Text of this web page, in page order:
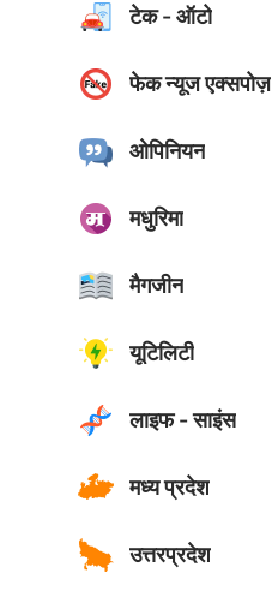
टेक - ऑटो
फेक न्यूज एक्सपोज़
ओपिनियन
मधुरिमा
मैगजीन
यूटिलिटी
लाइफ - साइंस
मध्य प्रदेश
उत्तरप्रदेश